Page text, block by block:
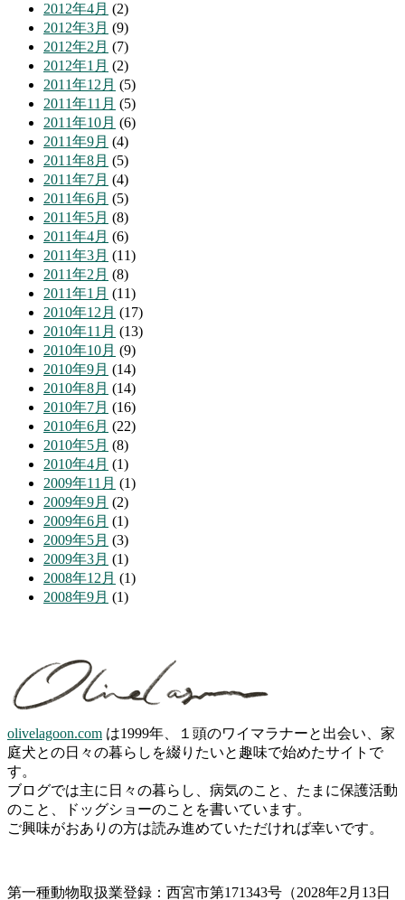
2012年4月 (2)
2012年3月 (9)
2012年2月 (7)
2012年1月 (2)
2011年12月 (5)
2011年11月 (5)
2011年10月 (6)
2011年9月 (4)
2011年8月 (5)
2011年7月 (4)
2011年6月 (5)
2011年5月 (8)
2011年4月 (6)
2011年3月 (11)
2011年2月 (8)
2011年1月 (11)
2010年12月 (17)
2010年11月 (13)
2010年10月 (9)
2010年9月 (14)
2010年8月 (14)
2010年7月 (16)
2010年6月 (22)
2010年5月 (8)
2010年4月 (1)
2009年11月 (1)
2009年9月 (2)
2009年6月 (1)
2009年5月 (3)
2009年3月 (1)
2008年12月 (1)
2008年9月 (1)
olivelagoon.com は1999年、１頭のワイマラナーと出会い、家
庭犬との日々の暮らしを綴りたいと趣味で始めたサイトで
す。
ブログでは主に日々の暮らし、病気のこと、たまに保護活動
のこと、ドッグショーのことを書いています。
ご興味がおありの方は読み進めていただければ幸いです。
第一種動物取扱業登録：西宮市第171343号（2028年2月13日